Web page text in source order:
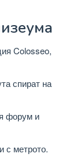
Colosseo,
спират на
форум и
с метрото.